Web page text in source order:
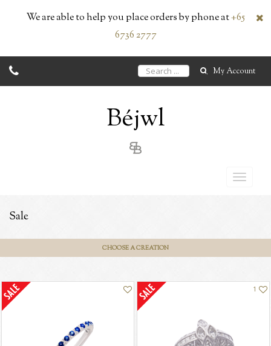
We are able to help you place orders by phone at+65
6736 2777
My Account
Béjwl
Sale
CHOOSE A CREATION
1